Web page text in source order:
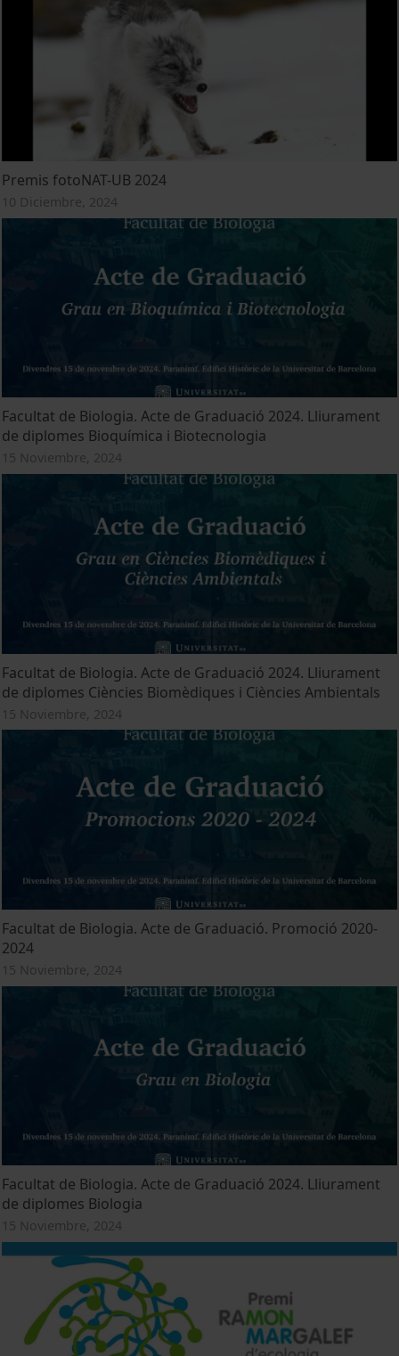
Premis fotoNAT-UB 2024
10 Diciembre, 2024
Facultat de Biologia. Acte de Graduació 2024. Lliurament
de diplomes Bioquímica i Biotecnologia
15 Noviembre, 2024
Facultat de Biologia. Acte de Graduació 2024. Lliurament
de diplomes Ciències Biomèdiques i Ciències Ambientals
15 Noviembre, 2024
Facultat de Biologia. Acte de Graduació. Promoció 2020-
2024
15 Noviembre, 2024
Facultat de Biologia. Acte de Graduació 2024. Lliurament
de diplomes Biologia
15 Noviembre, 2024